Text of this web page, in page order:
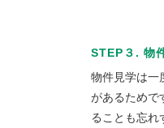
STEP３. 物
物件見学は一
があるためで
ることも忘れ